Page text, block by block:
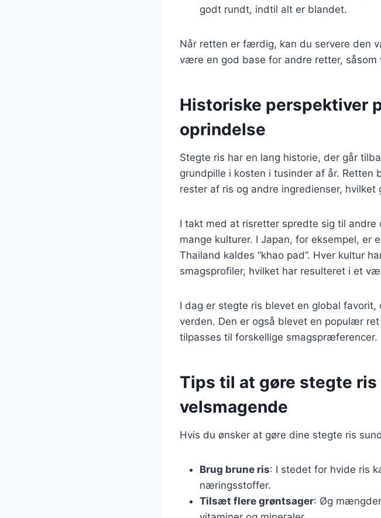
godt rundt, indtil alt er blandet.
Når retten er færdig, kan du servere den
være en god base for andre retter, såsom
Historiske perspektiver
oprindelse
Stegte ris har en lang historie, der går
grundpille i kosten i tusinder af år.
rester af ris og andre ingredienser,
I takt med at risretter spredte sig til
mange kulturer. I Japan, for eksempel, er
Thailand kaldes “khao pad”. Hver kultur
smagsprofiler, hvilket har resulteret i et
I dag er stegte ris blevet en global
verden. Den er også blevet en populær
tilpasses til forskellige smagspræferencer.
Tips til at gøre stegte ris
velsmagende
Hvis du ønsker at gøre dine stegte ris
Brug brune ris: I stedet for hvide ris
næringsstoffer.
Tilsæt flere grøntsager: Øg